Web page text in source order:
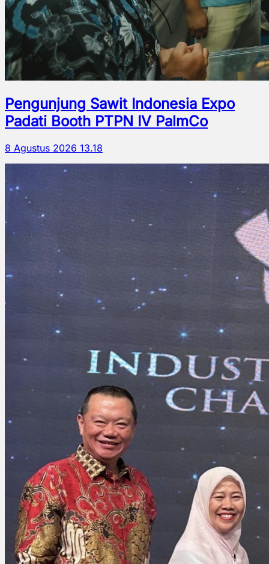
Pengunjung Sawit Indonesia Expo
Padati Booth PTPN IV PalmCo
8 Agustus 2026 13.18